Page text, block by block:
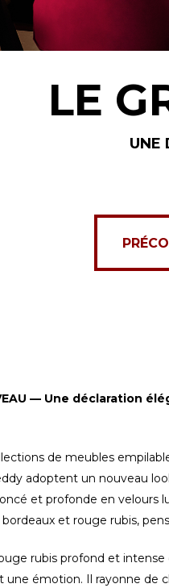
LE
UNE
— Une déclaration
de meubles
adoptent un nouveau
et profonde en velours
bordeaux et rouge rubis,
rubis profond et
une émotion. Il rayonne de